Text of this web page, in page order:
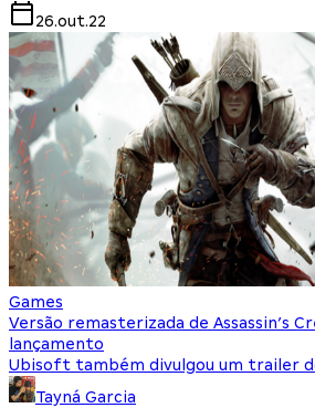
26.out.22
Games
Versão remasterizada de Assassin’s
lançamento
Ubisoft também divulgou um trailer
Tayná Garcia